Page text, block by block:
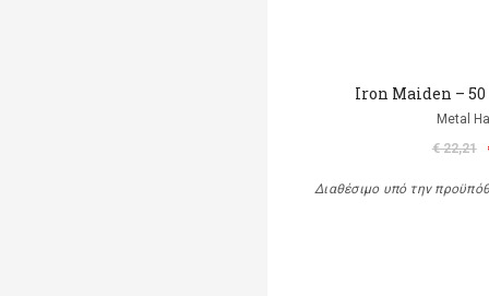
Iron Maiden – 50
Metal
€ 22,21
Διαθέσιμο υπό την